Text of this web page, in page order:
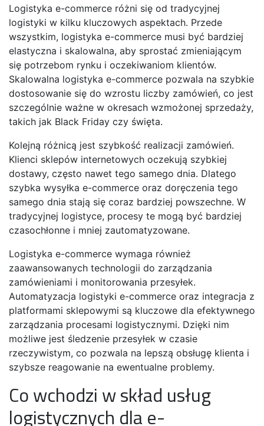
Logistyka e-commerce różni się od tradycyjnej
logistyki w kilku kluczowych aspektach. Przede
wszystkim, logistyka e-commerce musi być bardziej
elastyczna i skalowalna, aby sprostać zmieniającym
się potrzebom rynku i oczekiwaniom klientów.
Skalowalna logistyka e-commerce pozwala na szybkie
dostosowanie się do wzrostu liczby zamówień, co jest
szczególnie ważne w okresach wzmożonej sprzedaży,
takich jak Black Friday czy święta.
Kolejną różnicą jest szybkość realizacji zamówień.
Klienci sklepów internetowych oczekują szybkiej
dostawy, często nawet tego samego dnia. Dlatego
szybka wysyłka e-commerce oraz doręczenia tego
samego dnia stają się coraz bardziej powszechne. W
tradycyjnej logistyce, procesy te mogą być bardziej
czasochłonne i mniej zautomatyzowane.
Logistyka e-commerce wymaga również
zaawansowanych technologii do zarządzania
zamówieniami i monitorowania przesyłek.
Automatyzacja logistyki e-commerce oraz integracja z
platformami sklepowymi są kluczowe dla efektywnego
zarządzania procesami logistycznymi. Dzięki nim
możliwe jest śledzenie przesyłek w czasie
rzeczywistym, co pozwala na lepszą obsługę klienta i
szybsze reagowanie na ewentualne problemy.
Co wchodzi w skład usług
logistycznych dla e-